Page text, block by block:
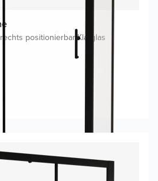
positionierbarKlarglas